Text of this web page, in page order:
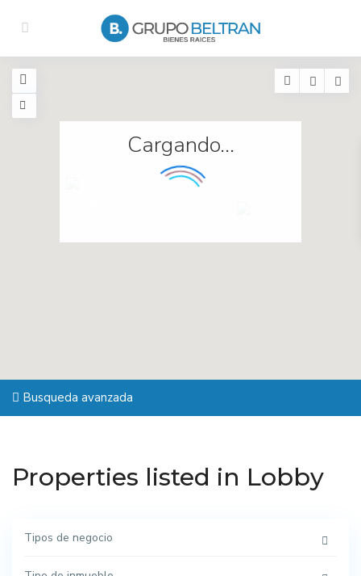
Cargando...
Busqueda avanzada
Properties listed in Lobby
Tipos de negocio